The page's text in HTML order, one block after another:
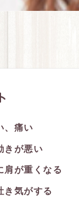
、痛い
きが悪い
肩が重くなる
き気がする